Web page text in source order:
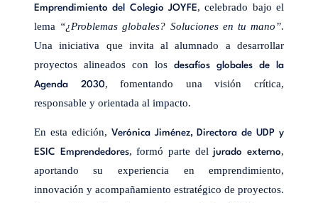
Emprendimiento del Colegio JOYFE, celebrado bajo el
lema “¿Problemas globales? Soluciones en tu mano”.
Una iniciativa que invita al alumnado a desarrollar
proyectos alineados con losdesafíos globales de la
Agenda 2030, fomentando una visión crítica,
responsable y orientada al impacto.
En esta edición, Verónica Jiménez, Directora de UDP y
ESIC Emprendedores, formó parte del jurado externo,
aportando su experiencia en emprendimiento,
innovación y acompañamiento estratégico de proyectos.